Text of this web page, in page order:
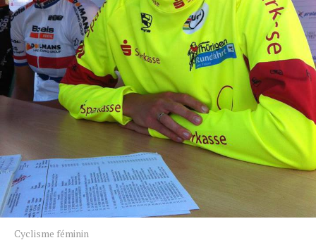
Cyclisme féminin